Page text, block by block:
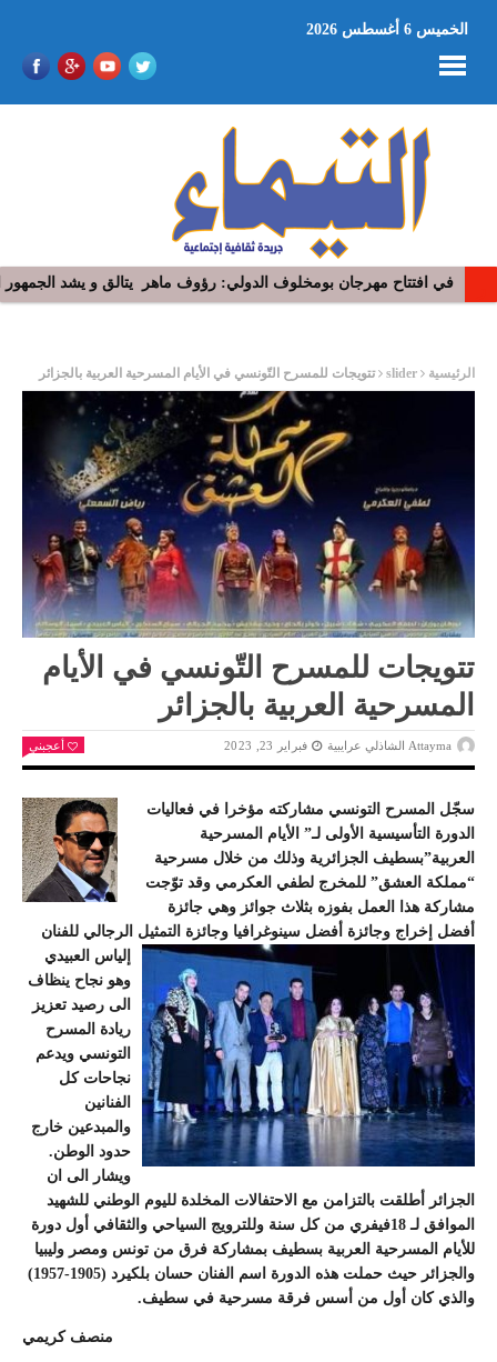
الخميس 6 أغسطس 2026
في افتتاح مهرجان بومخلوف الدولي: رؤوف ماهر يتالق و يشد الجمهور
“​عذِّبيني”.. جديد رامي عياش: نوستالجيّا السبعينيات تعيد رسم أبعاد
الرئيسية slider تتويجات للمسرح التّونسي في الأيام المسرحية العربية بالجزائر
تتويجات للمسرح التّونسي في الأيام
المسرحية العربية بالجزائر
Attayma الشاذلي عرايبية فبراير 23, 2023 أعجبني
سجّل المسرح التونسي مشاركته مؤخرا في فعاليات
الدورة التأسيسية الأولى لـ” الأيام المسرحية
العربية”بسطيف الجزائرية وذلك من خلال مسرحية
“مملكة العشق” للمخرج لطفي العكرمي وقد توّجت
مشاركة هذا العمل بفوزه بثلاث جوائز وهي جائزة
أفضل إخراج وجائزة أفضل سينوغرافيا وجائزة التمثيل الرجالي للفنان
إلياس العبيدي
وهو نجاح ينظاف
الى رصيد تعزيز
ريادة المسرح
التونسي ويدعم
نجاحات كل
الفنانين
والمبدعين خارج
حدود الوطن.
ويشار الى ان
الجزائر أطلقت بالتزامن مع الاحتفالات المخلدة لليوم الوطني للشهيد
الموافق لـ 18فيفري من كل سنة وللترويج السياحي والثقافي أول دورة
للأيام المسرحية العربية بسطيف بمشاركة فرق من تونس ومصر وليبيا
والجزائر حيث حملت هذه الدورة اسم الفنان حسان بلكيرد (1905-1957)
والذي كان أول من أسس فرقة مسرحية في سطيف.
منصف كريمي